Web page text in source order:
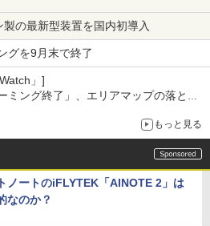
の最新型装置を国内初導入
グを9月末で終了
」]
ミング終了」、エリアマップの落とし
もっと見る
ノートのiFLYTEK「AINOTE 2」は
なのか？